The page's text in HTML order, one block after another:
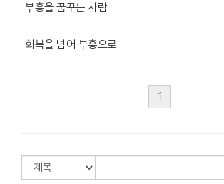
부흥을 꿈꾸는 사람
회복을 넘어 부흥으로
1